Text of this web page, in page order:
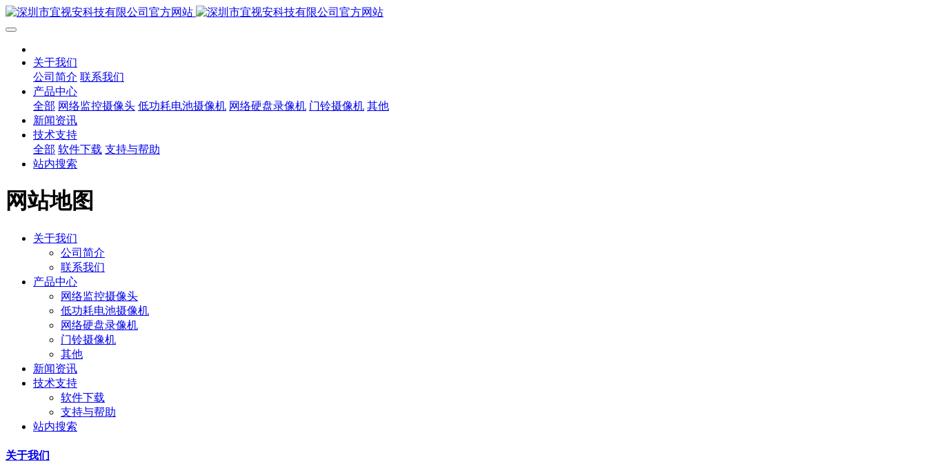
关于我们
公司简介 联系我们
产品中心
全部 网络监控摄像头 低功耗电池摄像机 网络硬盘录像机 门铃摄像机 其他
新闻资讯
技术支持
全部 软件下载 支持与帮助
站内搜索
网站地图
关于我们
公司简介
联系我们
产品中心
网络监控摄像头
低功耗电池摄像机
网络硬盘录像机
门铃摄像机
其他
新闻资讯
技术支持
软件下载
支持与帮助
站内搜索
关于我们